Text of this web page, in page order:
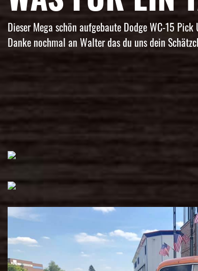
Dieser Mega schön aufgebaute Dodge WC-15
Danke nochmal an Walter das du uns dein